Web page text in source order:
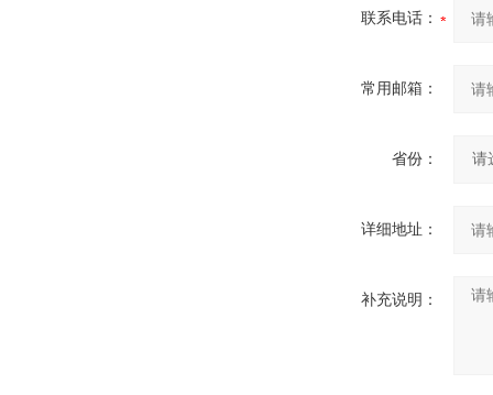
联系电话：
常用邮箱：
省份：
详细地址：
补充说明：